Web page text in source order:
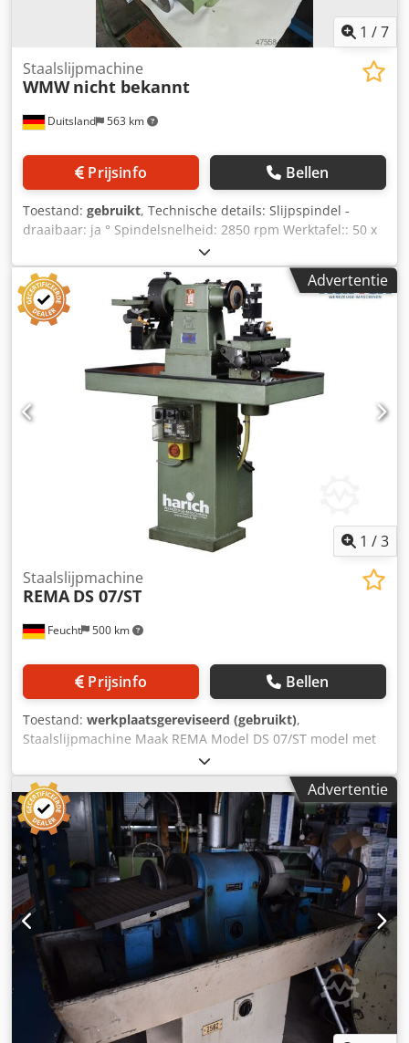
1 /7
Duitsland 563 km
Staalslijpmachine
WMW nicht bekannt
Prijsinfo Bellen
Toestand: gebruikt, Technische details: Slijpspindel -
draaibaar: ja ° Spindelsnelheid: 2850 rpm Werktafel:: 50 x
134 x 44 mm Tafel beweging: X= 265 mm Tafel beweging:
Y= 165 mm Afmetingen schuurschijf: Boring Ø 20 mm
Spanning: 380 V / Hz Machinegewicht ca.: 113 kg Machine
afmetingen ca. LxBxH: 0,63 x 0,56 x 0,64 m Dit is een
tafelmachine. Slijpmachine voor spiraalboren snijhoek 30°
/ 40° Boring van de slijpschijf Ø 20mm Afstelbereik Z =
230mm handmatig Dcedpfeu Ng N Aex Adlek Kop 360°
zwenkbaar via radiale schaalverdeling Tafel met
opspansteun LxB: 270 x 100mm voor vrijloophoek 40° en
90°, 3x opspaninrichtingen, prisma 14mm, evenals
testinrichting met prisma 12mm en loep 90mm verstelbaar
Kolom 360° draaibaar Bescherming tegen slijpen 2x 220V
Advertentie
1 /3
Feucht 500 km
Staalslijpmachine
REMA DS 07/ST
Prijsinfo Bellen
Toestand: werkplaatsgereviseerd (gebruikt),
Staalslijpmachine Maak REMA Model DS 07/ST model met
poolomschakelbare motor 0,22/0,37 kW 1450/2900 tpm Jaar
van fabricage onbekend Ma. nr. 022857 Uitrusting: -
Omkeerschakelaar rechts/links draaiend - Standontwerp
met chiplade - Natte maalinrichting - 2 st. steuntafel ATS
(links) kantelbaar van -5° tot +15 en met veerwippen
Dcodpfshvu Tmox Adljk - 2 stuks hoekaanslagen -
Verstelbare steuntafel ATK (rechts) voor het slijpen van
spaangroeven - Stalen houder voor steuntafel ATK 360°
draaibaar, zwenkbaar, met hoogteverstelling en gekartelde
schroef voor het instellen van de spaandiepte - Vergrote
beschermende motorkap (links) met siliciumcarbide
schoepenrad Ø 175 mm met montageflens -
Beschermende motorkap (rechts) voor slijpschijven Ø 125
mm met montageflens - Gebruiksaanwijzing gebruikt zoals
gezien, zonder garantie
Advertentie